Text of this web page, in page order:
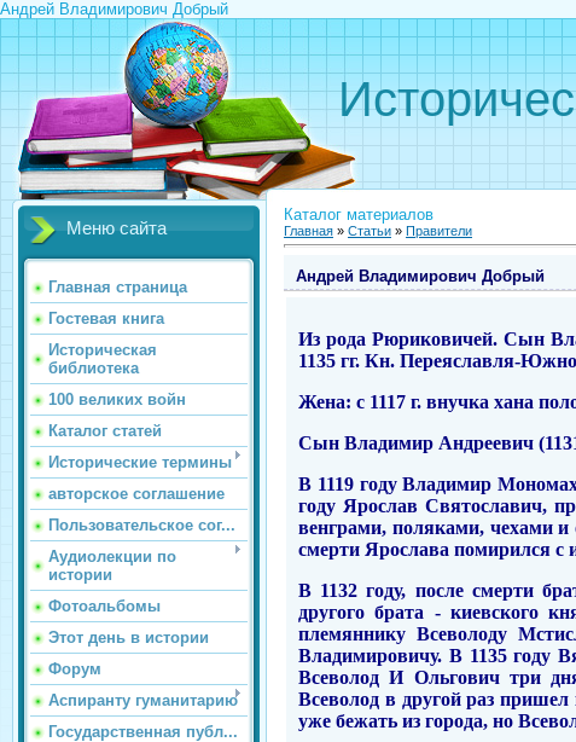
Андрей Владимирович Добрый
Меню сайта
Главная страница
Гостевая книга
Историческая
библиотека
100 великих войн
Каталог статей
Исторические термины
авторское соглашение
Пользовательское сог...
Аудиолекции по
истории
Фотоальбомы
Этот день в истории
Форум
Аспиранту гуманитарию
Государственная публ...
Каталог материалов
Главная » Статьи » Правители
Андрей Владимирович Добрый
Из рода Рюриковичей. Сын
1135 гг. Кн. Переяславля-
Жена: с 1117 г. внучка хана
Сын Владимир Андреевич
В 1119 году Владимир
году Ярослав Святославич,
венграми, поляками, чехами и
смерти Ярослава помирился с
В 1132 году, после смерти
другого брата - киевского
племяннику Всеволоду
Владимировичу. В 1135 году
Всеволод И Ольгович три
Всеволод в другой раз
уже бежать из города, но